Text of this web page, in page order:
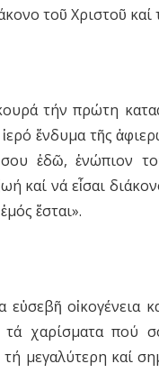
τοῦ Χριστοῦ καί
τήν πρώτη
ἔνδυμα τῆς
ἐδῶ, ἐνώπιον
καί νά εἶσαι
ἔσται».
οἰκογένεια
χαρίσματα πού
μεγαλύτερη καί